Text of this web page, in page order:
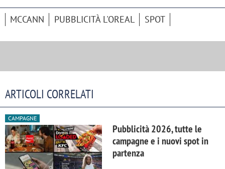
MCCANN PUBBLICITÀ L'OREAL SPOT
ARTICOLI CORRELATI
CAMPAGNE
Pubblicità 2026, tutte le
campagne e i nuovi spot in
partenza